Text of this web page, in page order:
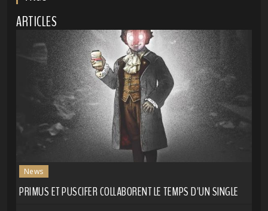
ARTICLES
News
PRIMUS ET PUSCIFER COLLABORENT LE TEMPS D'UN SINGLE